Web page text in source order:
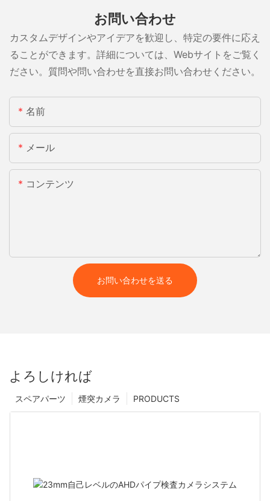
お問い合わせ
カスタムデザインやアイデアを歓迎し、特定の要件に応え
ることができます。詳細については、Webサイトをご覧く
ださい。質問や問い合わせを直接お問い合わせください。
名前
メール
コンテンツ
お問い合わせを送る
よろしければ
PRODUCTS
煙突カメラ
スペアパーツ